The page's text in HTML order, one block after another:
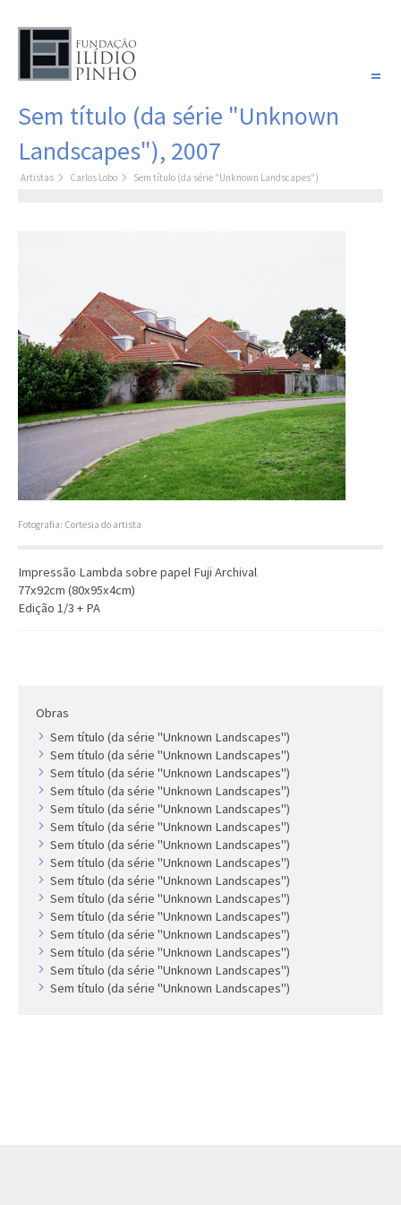
COLEÇÃO SONHOS
Filme /
Vídeo
Instalação
Livro de
Artista
Outros
Gravura
Cronologia
Sem título (da série "Unknown
Landscapes"), 2007
Artistas Carlos Lobo Sem título (da série "Unknown Landscapes")
Fotografia: Cortesia do artista
Impressão Lambda sobre papel Fuji Archival
77x92cm (80x95x4cm)
Edição 1/3 + PA
Obras
Sem título (da série "Unknown Landscapes")
Sem título (da série "Unknown Landscapes")
Sem título (da série "Unknown Landscapes")
Sem título (da série "Unknown Landscapes")
Sem título (da série "Unknown Landscapes")
Sem título (da série "Unknown Landscapes")
Sem título (da série "Unknown Landscapes")
Sem título (da série "Unknown Landscapes")
Sem título (da série "Unknown Landscapes")
Sem título (da série "Unknown Landscapes")
Sem título (da série "Unknown Landscapes")
Sem título (da série "Unknown Landscapes")
Sem título (da série "Unknown Landscapes")
Sem título (da série "Unknown Landscapes")
Sem título (da série "Unknown Landscapes")